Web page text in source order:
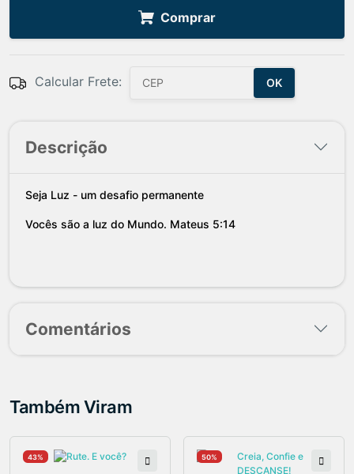
Comprar
Calcular Frete: OK
Descrição
Seja Luz - um desafio permanente
Vocês são a luz do Mundo. Mateus 5:14
Comentários
Também Viram
43% 50%